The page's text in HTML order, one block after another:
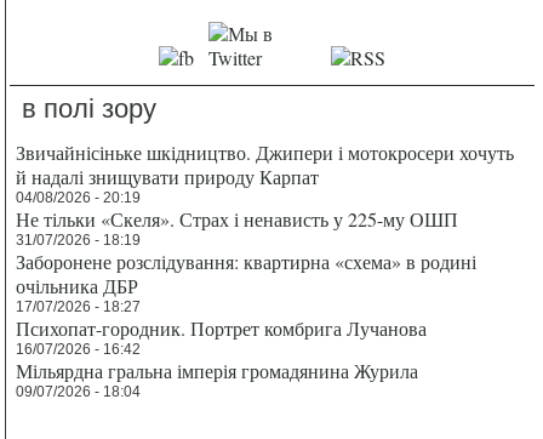
в полі зору
Звичайнісіньке шкідництво. Джипери і мотокросери хочуть
й надалі знищувати природу Карпат
04/08/2026 - 20:19
Не тільки «Скеля». Страх і ненависть у 225-му ОШП
31/07/2026 - 18:19
Заборонене розслідування: квартирна «схема» в родині
очільника ДБР
17/07/2026 - 18:27
Психопат-городник. Портрет комбрига Лучанова
16/07/2026 - 16:42
Мільярдна гральна імперія громадянина Журила
09/07/2026 - 18:04